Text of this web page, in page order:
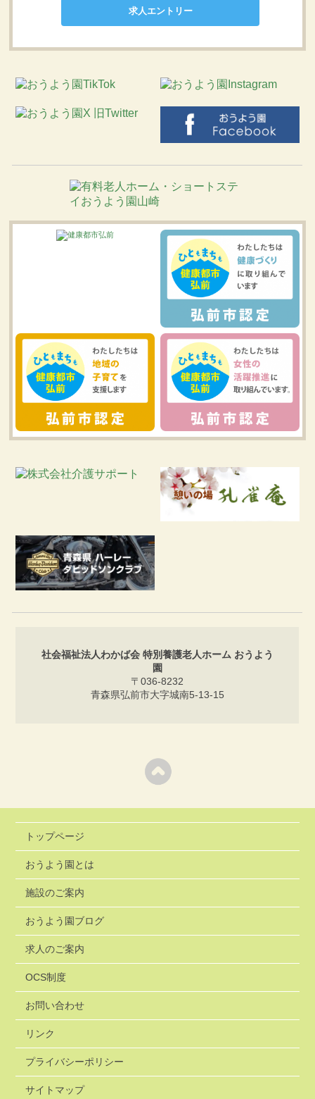
求人エントリー
社会福祉法人わかば会 特別養護老人ホーム おうよう
園
〒036-8232
青森県弘前市大字城南5-13-15
トップページ
おうよう園とは
施設のご案内
おうよう園ブログ
求人のご案内
OCS制度
お問い合わせ
リンク
プライバシーポリシー
サイトマップ